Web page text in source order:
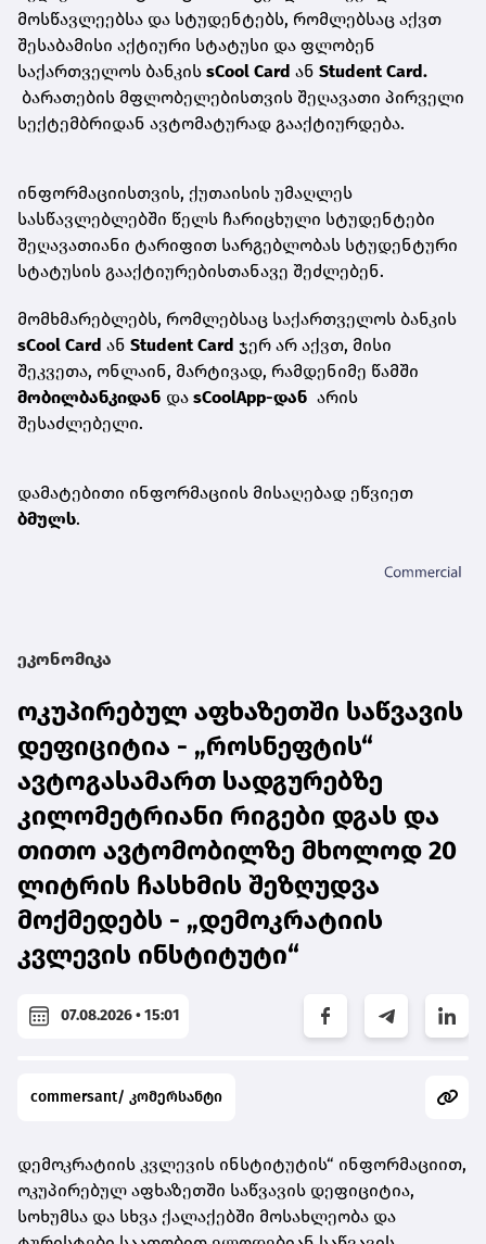
მოსწავლეებსა და სტუდენტებს, რომლებსაც აქვთ
შესაბამისი აქტიური სტატუსი და ფლობენ
საქართველოს ბანკის sCool Card ან Student Card.
ბარათების მფლობელებისთვის შეღავათი პირველი
სექტემბრიდან ავტომატურად გააქტიურდება.
ინფორმაციისთვის, ქუთაისის უმაღლეს
სასწავლებლებში წელს ჩარიცხული სტუდენტები
შეღავათიანი ტარიფით სარგებლობას სტუდენტური
სტატუსის გააქტიურებისთანავე შეძლებენ.
მომხმარებლებს, რომლებსაც საქართველოს ბანკის
sCool Card ან Student Card ჯერ არ აქვთ, მისი
შეკვეთა, ონლაინ, მარტივად, რამდენიმე წამში
მობილბანკიდან და sCoolApp-დან არის
შესაძლებელი.
დამატებითი ინფორმაციის მისაღებად ეწვიეთ
ბმულს.
ეკონომიკა
ოკუპირებულ აფხაზეთში საწვავის
დეფიციტია - „როსნეფტის“
ავტოგასამართ სადგურებზე
კილომეტრიანი რიგები დგას და
თითო ავტომობილზე მხოლოდ 20
ლიტრის ჩასხმის შეზღუდვა
მოქმედებს - „დემოკრატიის
კვლევის ინსტიტუტი“
07.08.2026 • 15:01
commersant/ კომერსანტი
დემოკრატიის კვლევის ინსტიტუტის“ ინფორმაციით,
ოკუპირებულ აფხაზეთში საწვავის დეფიციტია,
სოხუმსა და სხვა ქალაქებში მოსახლეობა და